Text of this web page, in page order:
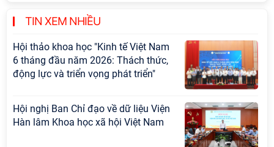
TIN XEM NHIỀU
cấp Bộ
Hội thảo khoa học "Kinh tế Việt Nam
6 tháng đầu năm 2026: Thách thức,
động lực và triển vọng phát triển"
Hội nghị Ban Chỉ đạo về dữ liệu Viện
Hàn lâm Khoa học xã hội Việt Nam